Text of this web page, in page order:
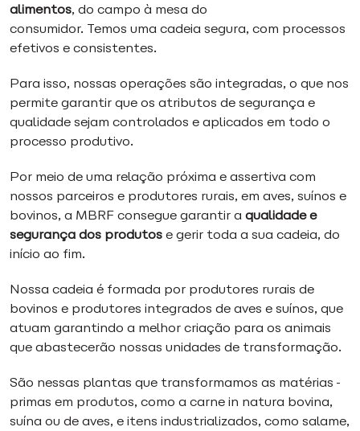
alimentos, do campo à mesa do
consumidor. Temos uma cadeia segura, com processos
efetivos e consistentes.
Para isso, nossas operações são integradas, o que nos
permite garantir que os atributos de segurança e
qualidade sejam controlados e aplicados em todo o
processo produtivo.
Por meio de uma relação próxima e assertiva com
nossos parceiros e produtores rurais, em aves, suínos e
bovinos, a MBRF consegue garantir aqualidade e
segurança dos produtose gerir toda a sua cadeia, do
início ao fim.
Nossa cadeia é formada por produtores rurais de
bovinos e produtores integrados de aves e suínos, que
atuam garantindo a melhor criação para os animais
que abastecerão nossas unidades de transformação.
São nessas plantas que transformamos as matérias-
primas em produtos, como a carne in natura bovina,
suína ou de aves, e itens industrializados, como salame,